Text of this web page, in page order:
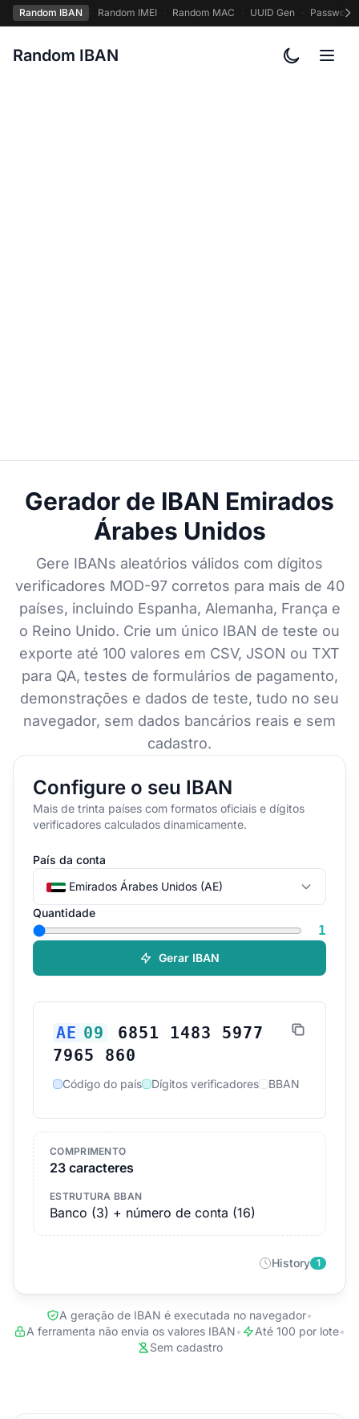
Random IBAN · Random IMEI · Random MAC · UUID Gen · Password
Random IBAN
Gerador de IBAN Emirados
Árabes Unidos
Gere IBANs aleatórios válidos com dígitos
verificadores MOD-97 corretos para mais de 40
países, incluindo Espanha, Alemanha, França e
o Reino Unido. Crie um único IBAN de teste ou
exporte até 100 valores em CSV, JSON ou TXT
para QA, testes de formulários de pagamento,
demonstrações e dados de teste, tudo no seu
navegador, sem dados bancários reais e sem
cadastro.
Configure o seu IBAN
Mais de trinta países com formatos oficiais e dígitos
verificadores calculados dinamicamente.
País da conta
Emirados Árabes Unidos (AE)
Quantidade
1
Gerar IBAN
AE 09
6851 1483 5977
7965 860
Código do país Dígitos verificadores BBAN
COMPRIMENTO
23 caracteres
ESTRUTURA BBAN
Banco (3) + número de conta (16)
History 1
A geração de IBAN é executada no navegador•
A ferramenta não envia os valores IBAN• Até 100 por lote•
Sem cadastro